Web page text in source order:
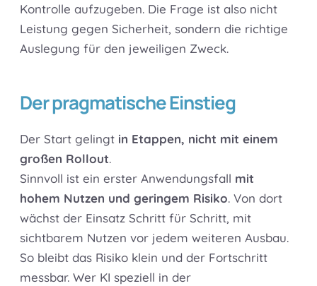
Kontrolle aufzugeben. Die Frage ist also nicht
Leistung gegen Sicherheit, sondern die richtige
Auslegung für den jeweiligen Zweck.
Der pragmatische Einstieg
Der Start gelingt in Etappen, nicht mit einem
großen Rollout.
Sinnvoll ist ein erster Anwendungsfall mit
hohem Nutzen und geringem Risiko. Von dort
wächst der Einsatz Schritt für Schritt, mit
sichtbarem Nutzen vor jedem weiteren Ausbau.
So bleibt das Risiko klein und der Fortschritt
messbar. Wer KI speziell in der